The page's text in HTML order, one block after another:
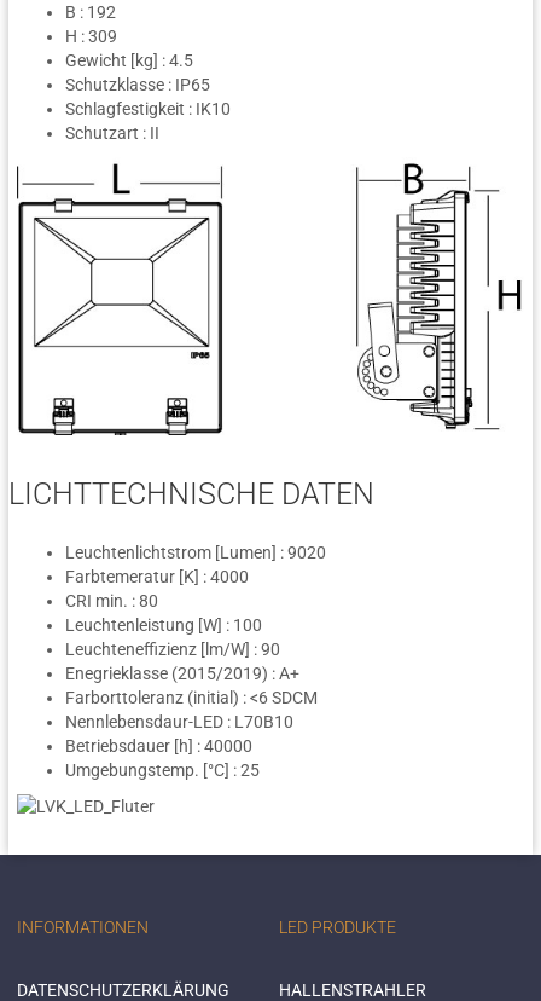
B : 192
H : 309
Gewicht [kg] : 4.5
Schutzklasse : IP65
Schlagfestigkeit : IK10
Schutzart : II
LICHTTECHNISCHE DATEN
Leuchtenlichtstrom [Lumen] : 9020
Farbtemeratur [K] : 4000
CRI min. : 80
Leuchtenleistung [W] : 100
Leuchteneffizienz [lm/W] : 90
Enegrieklasse (2015/2019) : A+
Farborttoleranz (initial) : <6 SDCM
Nennlebensdaur-LED : L70B10
Betriebsdauer [h] : 40000
Umgebungstemp. [°C] : 25
INFORMATIONEN
DATENSCHUTZERKLÄRUNG
LED PRODUKTE
HALLENSTRAHLER